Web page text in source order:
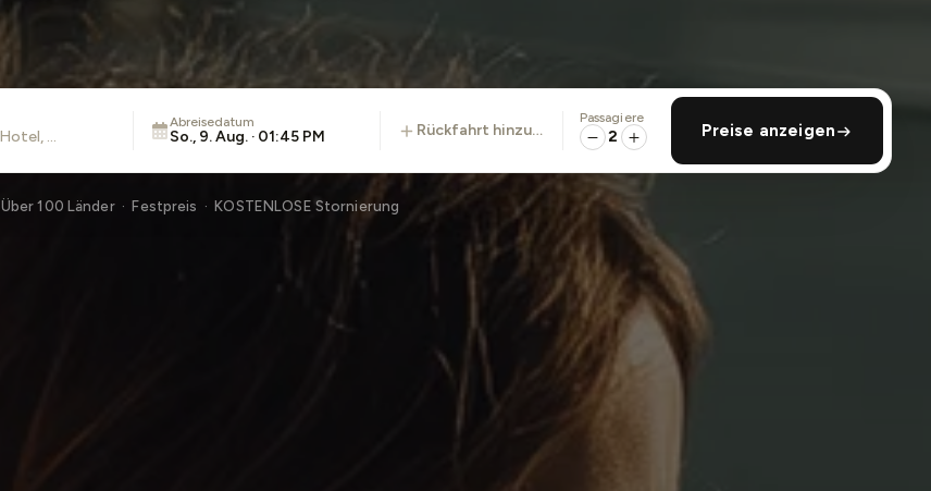
Abreisedatum
So., 9. Aug. · 01:45 PM rückfahrt hinzufügen
Passagiere
2 Preise anzeigen
Über 100 Länder · Festpreis · KOSTENLOSE Stornierung